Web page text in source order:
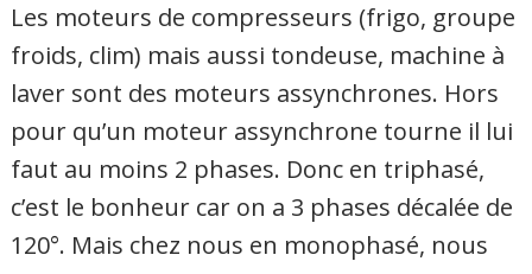
Les moteurs de compresseurs (frigo, groupe
froids, clim) mais aussi tondeuse, machine à
laver sont des moteurs assynchrones. Hors
pour qu’un moteur assynchrone tourne il lui
faut au moins 2 phases. Donc en triphasé,
c’est le bonheur car on a 3 phases décalée de
120°. Mais chez nous en monophasé, nous